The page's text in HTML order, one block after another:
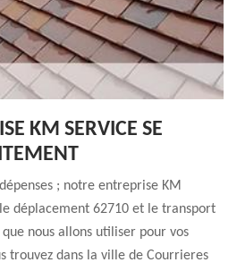
KM SERVICE SE
; notre entreprise KM
déplacement 62710 et le transport
nous allons utiliser pour vos
trouvez dans la ville de Courrieres